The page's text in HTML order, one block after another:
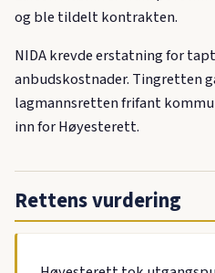
og ble tildelt kontrakten.
NIDA krevde erstatning for
anbudskostnader. Tingretten
lagmannsretten frifant
inn for Høyesterett.
Rettens vurdering